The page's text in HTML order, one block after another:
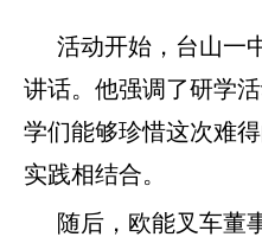
活动开始，台山一
讲话。他强调了研学
学们能够珍惜这次难
实践相结合。
随后，欧能叉车董